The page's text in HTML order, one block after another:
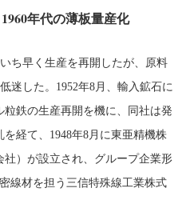
年代の薄板量産化
ち早く生産を再開したが、原料
迷した。1952年8月、輸入鉱石に
鉄の生産再開を機に、同社は発
経て、1948年8月に東亜精機株
）が設立され、グループ企業形
線材を担う三信特殊線工業株式